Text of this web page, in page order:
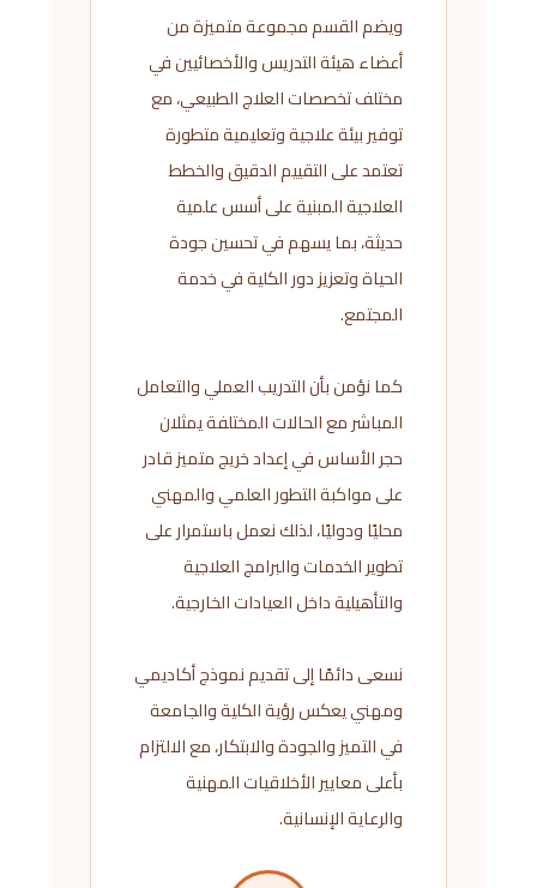
ويضم القسم مجموعة متميزة من
أعضاء هيئة التدريس والأخصائيين في
مختلف تخصصات العلاج الطبيعي، مع
توفير بيئة علاجية وتعليمية متطورة
تعتمد على التقييم الدقيق والخطط
العلاجية المبنية على أسس علمية
حديثة، بما يسهم في تحسين جودة
الحياة وتعزيز دور الكلية في خدمة
المجتمع.
كما نؤمن بأن التدريب العملي والتعامل
المباشر مع الحالات المختلفة يمثلان
حجر الأساس في إعداد خريج متميز قادر
على مواكبة التطور العلمي والمهني
محليًا ودوليًا، لذلك نعمل باستمرار على
تطوير الخدمات والبرامج العلاجية
والتأهيلية داخل العيادات الخارجية.
نسعى دائمًا إلى تقديم نموذج أكاديمي
ومهني يعكس رؤية الكلية والجامعة
في التميز والجودة والابتكار، مع الالتزام
بأعلى معايير الأخلاقيات المهنية
والرعاية الإنسانية.